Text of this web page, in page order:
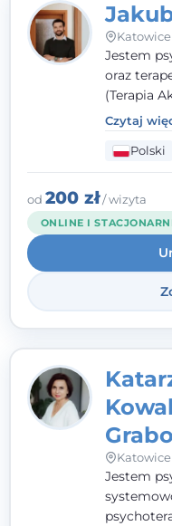
Katowice
Jestem
oraz
(Terapia
kontakcie
mnie
pełna
to
zespół,
Czytaj
Polski
od 200 zł/ wizyta
ONLINE I
Katowice
Jestem